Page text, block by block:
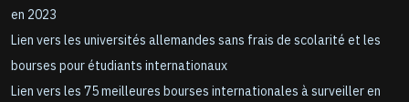
en 2023
Lien vers les universités allemandes sans frais de scolarité et les
bourses pour étudiants internationaux
Lien vers les 75 meilleures bourses internationales à surveiller en